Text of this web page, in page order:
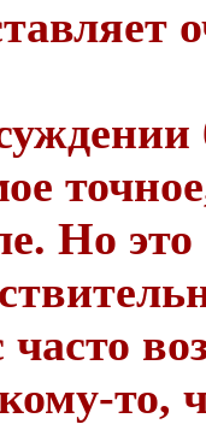
Но
часто
то,